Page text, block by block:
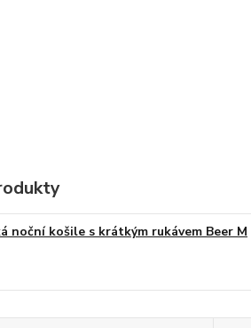
noční košile s krátkým rukávem Beer M